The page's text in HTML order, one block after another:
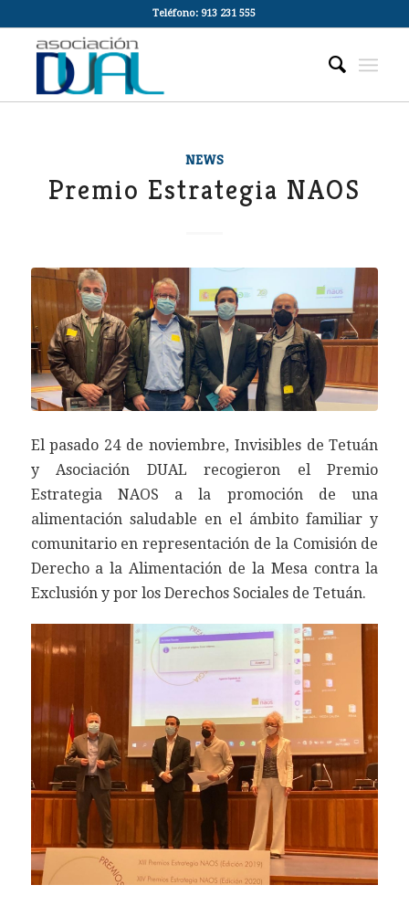
Teléfono: 913 231 555
NEWS
Premio Estrategia NAOS
El pasado 24 de noviembre, Invisibles de Tetuán
y Asociación DUAL recogieron el Premio
Estrategia NAOS a la promoción de una
alimentación saludable en el ámbito familiar y
comunitario en representación de la Comisión de
Derecho a la Alimentación de la Mesa contra la
Exclusión y por los Derechos Sociales de Tetuán.